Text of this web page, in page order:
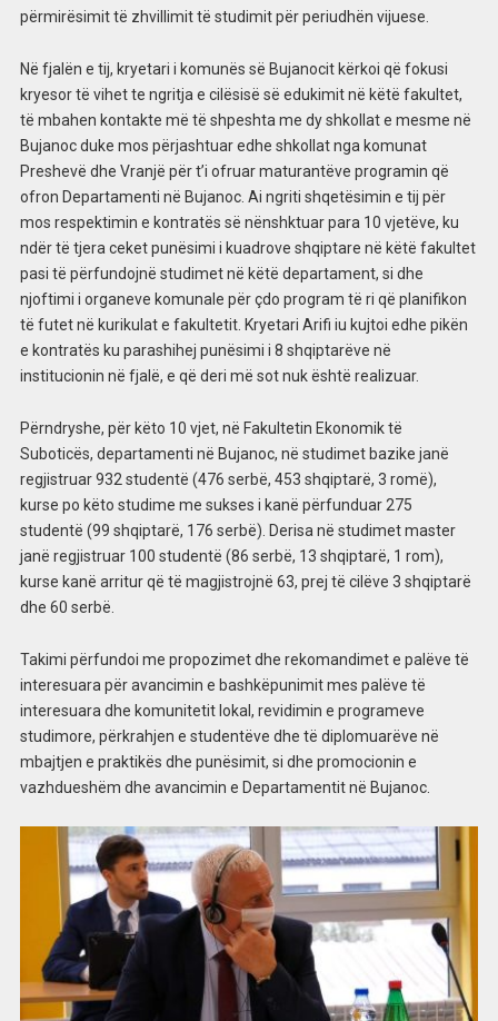
përmirësimit të zhvillimit të studimit për periudhën vijuese.
Në fjalën e tij, kryetari i komunës së Bujanocit kërkoi që fokusi
kryesor të vihet te ngritja e cilësisë së edukimit në këtë fakultet,
të mbahen kontakte më të shpeshta me dy shkollat e mesme në
Bujanoc duke mos përjashtuar edhe shkollat nga komunat
Preshevë dhe Vranjë për t’i ofruar maturantëve programin që
ofron Departamenti në Bujanoc. Ai ngriti shqetësimin e tij për
mos respektimin e kontratës së nënshktuar para 10 vjetëve, ku
ndër të tjera ceket punësimi i kuadrove shqiptare në këtë fakultet
pasi të përfundojnë studimet në këtë departament, si dhe
njoftimi i organeve komunale për çdo program të ri që planifikon
të futet në kurikulat e fakultetit. Kryetari Arifi iu kujtoi edhe pikën
e kontratës ku parashihej punësimi i 8 shqiptarëve në
institucionin në fjalë, e që deri më sot nuk është realizuar.
Përndryshe, për këto 10 vjet, në Fakultetin Ekonomik të
Suboticës, departamenti në Bujanoc, në studimet bazike janë
regjistruar 932 studentë (476 serbë, 453 shqiptarë, 3 romë),
kurse po këto studime me sukses i kanë përfunduar 275
studentë (99 shqiptarë, 176 serbë). Derisa në studimet master
janë regjistruar 100 studentë (86 serbë, 13 shqiptarë, 1 rom),
kurse kanë arritur që të magjistrojnë 63, prej të cilëve 3 shqiptarë
dhe 60 serbë.
Takimi përfundoi me propozimet dhe rekomandimet e palëve të
interesuara për avancimin e bashkëpunimit mes palëve të
interesuara dhe komunitetit lokal, revidimin e programeve
studimore, përkrahjen e studentëve dhe të diplomuarëve në
mbajtjen e praktikës dhe punësimit, si dhe promocionin e
vazhdueshëm dhe avancimin e Departamentit në Bujanoc.